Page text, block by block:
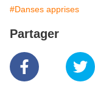
#Danses apprises
Partager